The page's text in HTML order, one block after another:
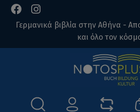
Γερμανικά βιβλία στην Αθήνα -
και όλο τον